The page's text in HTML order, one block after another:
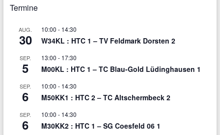
Termine
AUG.
30
10:00 - 14:30
W34KL : HTC 1 – TV Feldmark Dorsten 2
SEP.
5
13:00 - 17:30
M00KL : HTC 1 – TC Blau-Gold Lüdinghausen 1
SEP.
6
10:00 - 14:30
M50KK1 : HTC 2 – TC Altschermbeck 2
SEP.
6
10:00 - 14:30
M30KK2 : HTC 1 – SG Coesfeld 06 1